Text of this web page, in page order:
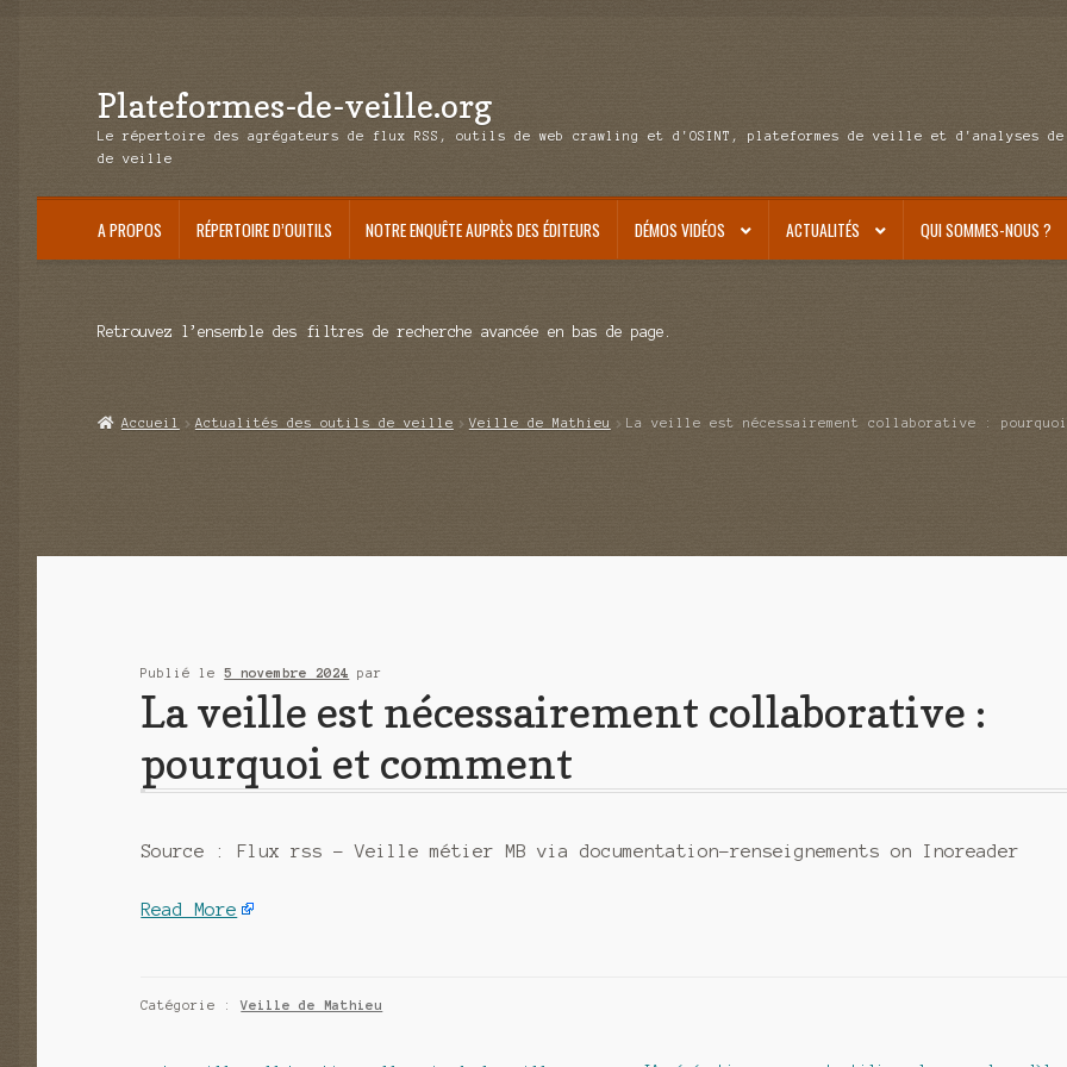
Aller
à
Aller
au
Plateformes-de-veille.org
Le répertoire des agrégateurs de flux RSS, outils de web crawling et d'OSINT, plateformes de veille et d'analyses de
de veille
A PROPOS RÉPERTOIRE D’OUITILS NOTRE ENQUÊTE AUPRÈS DES ÉDITEURS DÉMOS VIDÉOS ACTUALITÉS QUI SOMMES-NOUS ?
Retrouvez l’ensemble des filtres de recherche avancée en bas de page.
Accueil Actualités des outils de veille Veille de Mathieu La veille est nécessairement collaborative : pourquoi
Publié le5 novembre 2024 par
La veille est nécessairement collaborative :
pourquoi et comment
Source : Flux rss – Veille métier MB via documentation-renseignements on Inoreader
Read More
Catégorie :Veille de Mathieu